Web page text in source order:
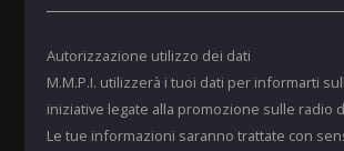
Autorizzazione utilizzo dei dati
M.M.P.I. utilizzerà i tuoi dati per informarti
iniziative legate alla promozione sulle radio
Le tue informazioni saranno trattate con